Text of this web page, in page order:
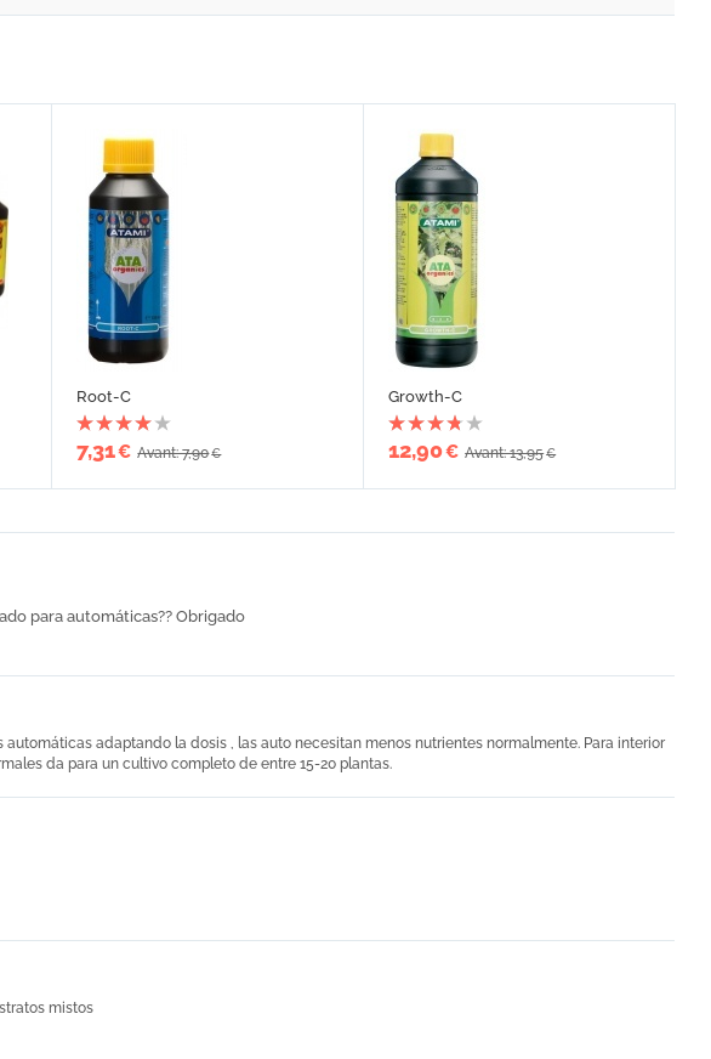
Root-C
7,31€ Avant: 7,90€
Growth-C
12,90€ Avant: 13,95€
para automáticas?? Obrigado
adaptando la dosis , las auto necesitan menos nutrientes normalmente. Para interior
da para un cultivo completo de entre 15-20 plantas.
mistos